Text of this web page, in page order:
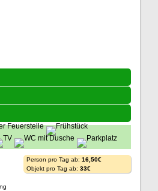
Person pro Tag ab: 16,50€
Objekt pro Tag ab: 33€